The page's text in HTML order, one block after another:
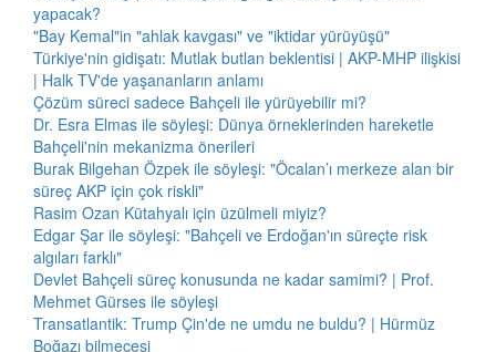
yapacak?
"Bay Kemal"in "ahlak kavgası" ve "iktidar yürüyüşü"
Türkiye'nin gidişatı: Mutlak butlan beklentisi | AKP-MHP ilişkisi
| Halk TV'de yaşananların anlamı
Çözüm süreci sadece Bahçeli ile yürüyebilir mi?
Dr. Esra Elmas ile söyleşi: Dünya örneklerinden hareketle
Bahçeli'nin mekanizma önerileri
Burak Bilgehan Özpek ile söyleşi: "Öcalan’ı merkeze alan bir
süreç AKP için çok riskli"
Rasim Ozan Kütahyalı için üzülmeli miyiz?
Edgar Şar ile söyleşi: "Bahçeli ve Erdoğan'ın süreçte risk
algıları farklı"
Devlet Bahçeli süreç konusunda ne kadar samimi? | Prof.
Mehmet Gürses ile söyleşi
Transatlantik: Trump Çin'de ne umdu ne buldu? | Hürmüz
Boğazı bilmecesi